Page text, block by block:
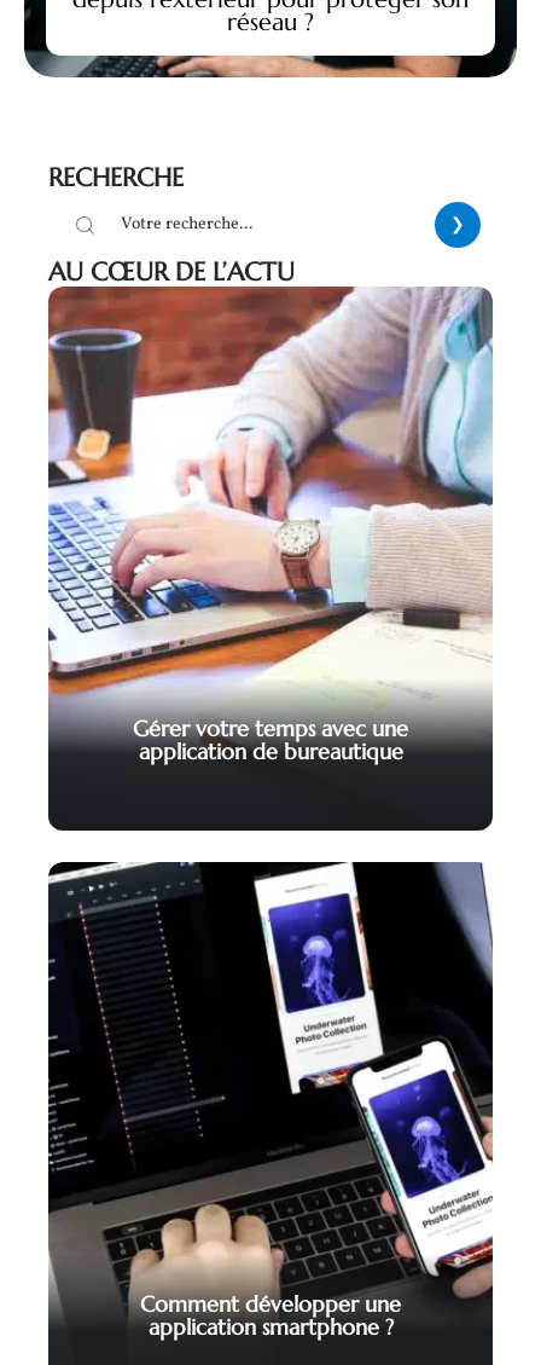
réseau ?
RECHERCHE
AU CŒUR DE L’ACTU
Gérer votre temps avec une
application de bureautique
Comment développer une
application smartphone ?